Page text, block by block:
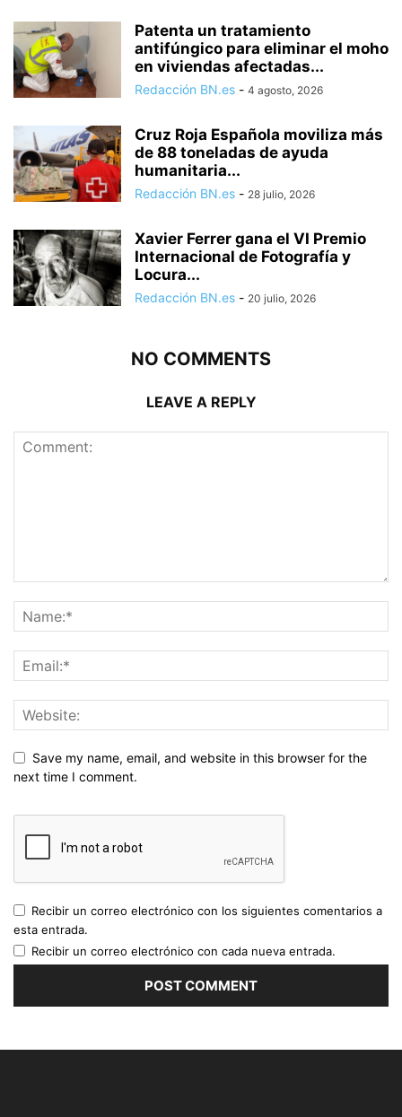
Patenta un tratamiento
antifúngico para eliminar el moho
en viviendas afectadas...
Redacción BN.es - 4 agosto, 2026
Cruz Roja Española moviliza más
de 88 toneladas de ayuda
humanitaria...
Redacción BN.es - 28 julio, 2026
Xavier Ferrer gana el VI Premio
Internacional de Fotografía y
Locura...
Redacción BN.es - 20 julio, 2026
NO COMMENTS
LEAVE A REPLY
Save my name, email, and website in this browser for the
next time I comment.
Recibir un correo electrónico con los siguientes comentarios a
esta entrada.
Recibir un correo electrónico con cada nueva entrada.